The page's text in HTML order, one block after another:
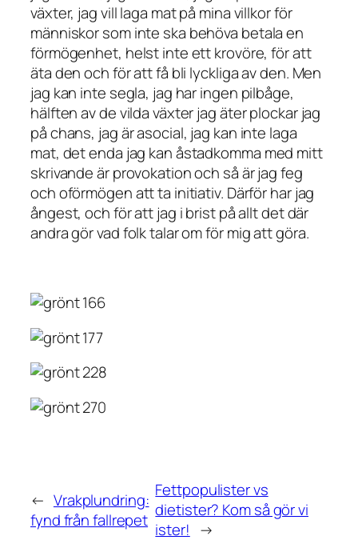
växter, jag vill laga mat på mina villkor för
människor som inte ska behöva betala en
förmögenhet, helst inte ett krovöre, för att
äta den och för att få bli lyckliga av den. Men
jag kan inte segla, jag har ingen pilbåge,
hälften av de vilda växter jag äter plockar jag
på chans, jag är asocial, jag kan inte laga
mat, det enda jag kan åstadkomma med mitt
skrivande är provokation och så är jag feg
och oförmögen att ta initiativ. Därför har jag
ångest, och för att jag i brist på allt det där
andra gör vad folk talar om för mig att göra.
← Vrakplundring:
fynd från fallrepet
Fettpopulister vs
dietister? Kom så gör vi
ister! →